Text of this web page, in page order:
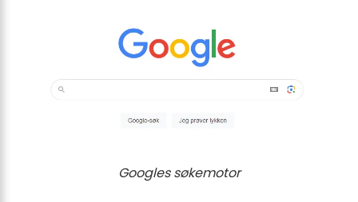
Googles søkemotor